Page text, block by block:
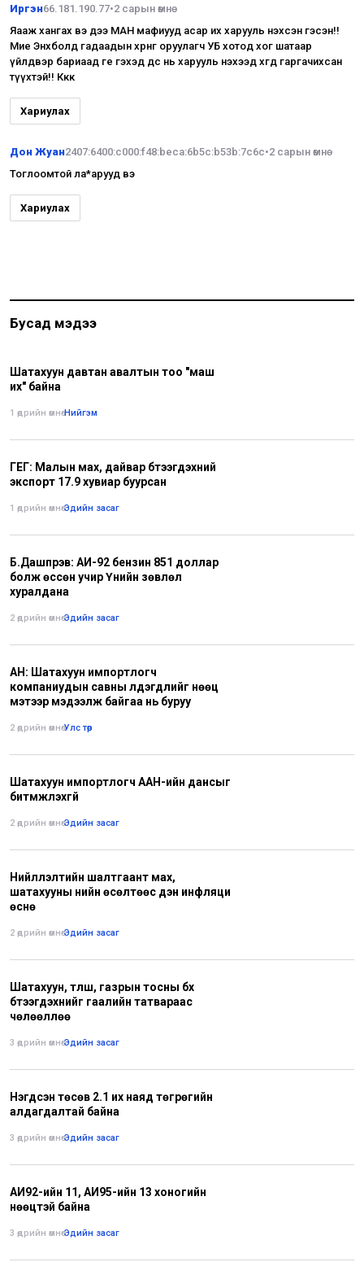
Иргэн66.181.190.77•2 сарын өмнө
Яааж хангах вэ дээ МАН мафиууд асар их харууль нэхсэн гэсэн!!
Мие Энхболд гадаадын хөрөнгө оруулагч УБ хотод хог шатаар
үйлдвэр бариаад өгөе гэхэд өөдөөс нь харууль нэхээд хөөгөөд гаргачихсан
түүхтэй!! Ккк
Хариулах
Дон Жуан2407:6400:c000:f48:beca:6b5c:b53b:7c6c•2 сарын өмнө
Тоглоомтой ла*арууд вэ
Хариулах
Бусад мэдээ
Шатахуун давтан авалтын тоо "маш
их" байна
1 өдрийн өмнө•Нийгэм
ГЕГ: Малын мах, дайвар бүтээгдэхүүний
экспорт 17.9 хувиар буурсан
1 өдрийн өмнө•Эдийн засаг
Б.Дашпүрэв: АИ-92 бензин 851 доллар
болж өссөн учир Үнийн зөвлөл
хуралдана
2 өдрийн өмнө•Эдийн засаг
АН: Шатахуун импортлогч
компаниудын савны үлдэгдлийг нөөц
мэтээр мэдээлж байгаа нь буруу
2 өдрийн өмнө•Улс төр
Шатахуун импортлогч ААН-ийн дансыг
битүүмжлэхгүй
2 өдрийн өмнө•Эдийн засаг
Нийлүүлэлтийн шалтгаант мах,
шатахууны үнийн өсөлтөөс үүдэн инфляци
өснө
2 өдрийн өмнө•Эдийн засаг
Шатахуун, түлш, газрын тосны бүх
бүтээгдэхүүнийг гаалийн татвараас
чөлөөллөө
3 өдрийн өмнө•Эдийн засаг
Нэгдсэн төсөв 2.1 их наяд төгрөгийн
алдагдалтай байна
3 өдрийн өмнө•Эдийн засаг
АИ92-ийн 11, АИ95-ийн 13 хоногийн
нөөцтэй байна
3 өдрийн өмнө•Эдийн засаг